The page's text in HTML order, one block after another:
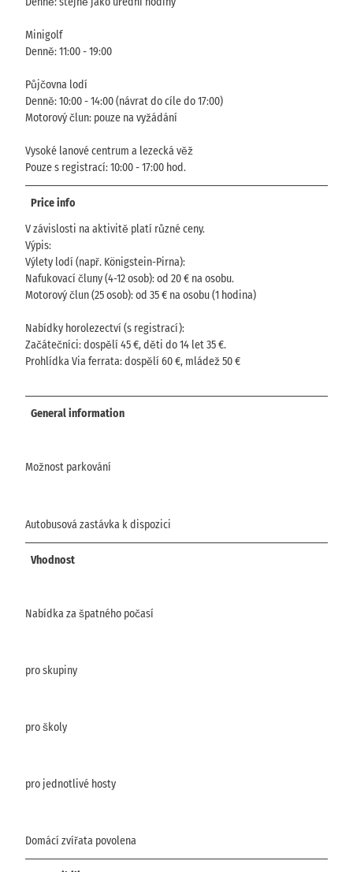
Minigolf
Denně: 11:00 - 19:00
Půjčovna lodí
Denně: 10:00 - 14:00 (návrat do cíle do 17:00)
Motorový člun: pouze na vyžádání
Vysoké lanové centrum a lezecká věž
Pouze s registrací: 10:00 - 17:00 hod.
Price info
V závislosti na aktivitě platí různé ceny.
Výpis:
Výlety lodí (např. Königstein-Pirna):
Nafukovací čluny (4-12 osob): od 20 € na osobu.
Motorový člun (25 osob): od 35 € na osobu (1 hodina)
Nabídky horolezectví (s registrací):
Začátečníci: dospělí 45 €, děti do 14 let 35 €.
Prohlídka Via ferrata: dospělí 60 €, mládež 50 €
General information
Možnost parkování
Autobusová zastávka k dispozici
Vhodnost
Nabídka za špatného počasí
pro skupiny
pro školy
pro jednotlivé hosty
Domácí zvířata povolena